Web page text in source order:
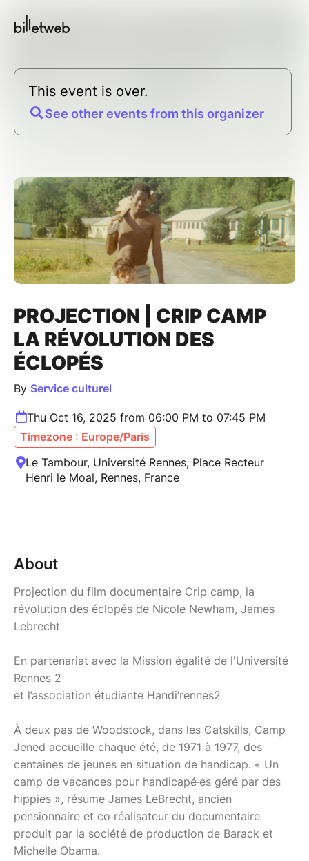
This event is over.
See other events from this organizer
PROJECTION | CRIP CAMP
LA RÉVOLUTION DES
ÉCLOPÉS
By Service culturel
Thu Oct 16, 2025 from 06:00 PM to 07:45 PM
Timezone : Europe/Paris
Le Tambour, Université Rennes, Place Recteur
Henri le Moal, Rennes, France
About
Projection du film documentaire Crip camp, la
révolution des éclopés de Nicole Newham, James
Lebrecht
En partenariat avec la Mission égalité de l'Université
Rennes 2
et l’association étudiante Handi’rennes2
À deux pas de Woodstock, dans les Catskills, Camp
Jened accueille chaque été, de 1971 à 1977, des
centaines de jeunes en situation de handicap. « Un
camp de vacances pour handicapé·es géré par des
hippies », résume James LeBrecht, ancien
pensionnaire et co‑réalisateur du documentaire
produit par la société de production de Barack et
Michelle Obama.